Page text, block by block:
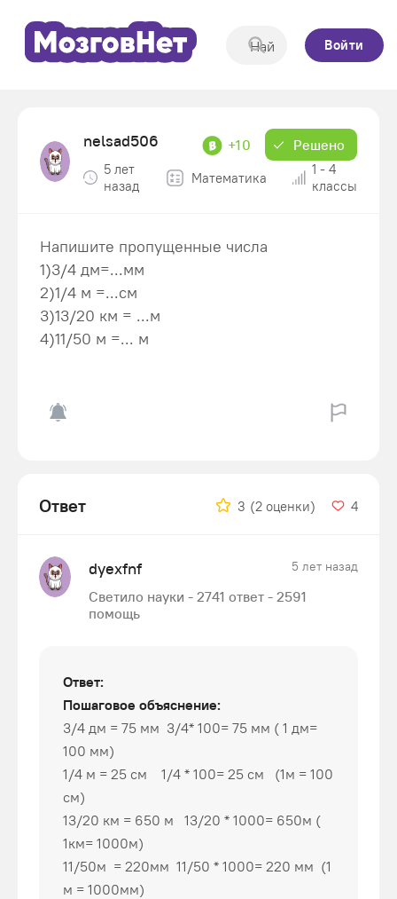
Войти
nelsad506 +10 Решено
5 лет
назад
Математика
1 - 4
классы
Напишите пропущенные числа
1)3/4 дм=...мм
2)1/4 м =...см
3)13/20 км = ...м
4)11/50 м =... м
Ответ 3 (2 оценки) 4
dyexfnf 5 лет назад
Светило науки - 2741 ответ - 2591
помощь
Ответ:
Пошаговое объяснение:
3/4 дм = 75 мм 3/4* 100= 75 мм ( 1 дм=
100 мм)
1/4 м = 25 см 1/4 * 100= 25 см (1м = 100
см)
13/20 км = 650 м 13/20 * 1000= 650м (
1км= 1000м)
11/50м = 220мм 11/50 * 1000= 220 мм (1
м = 1000мм)